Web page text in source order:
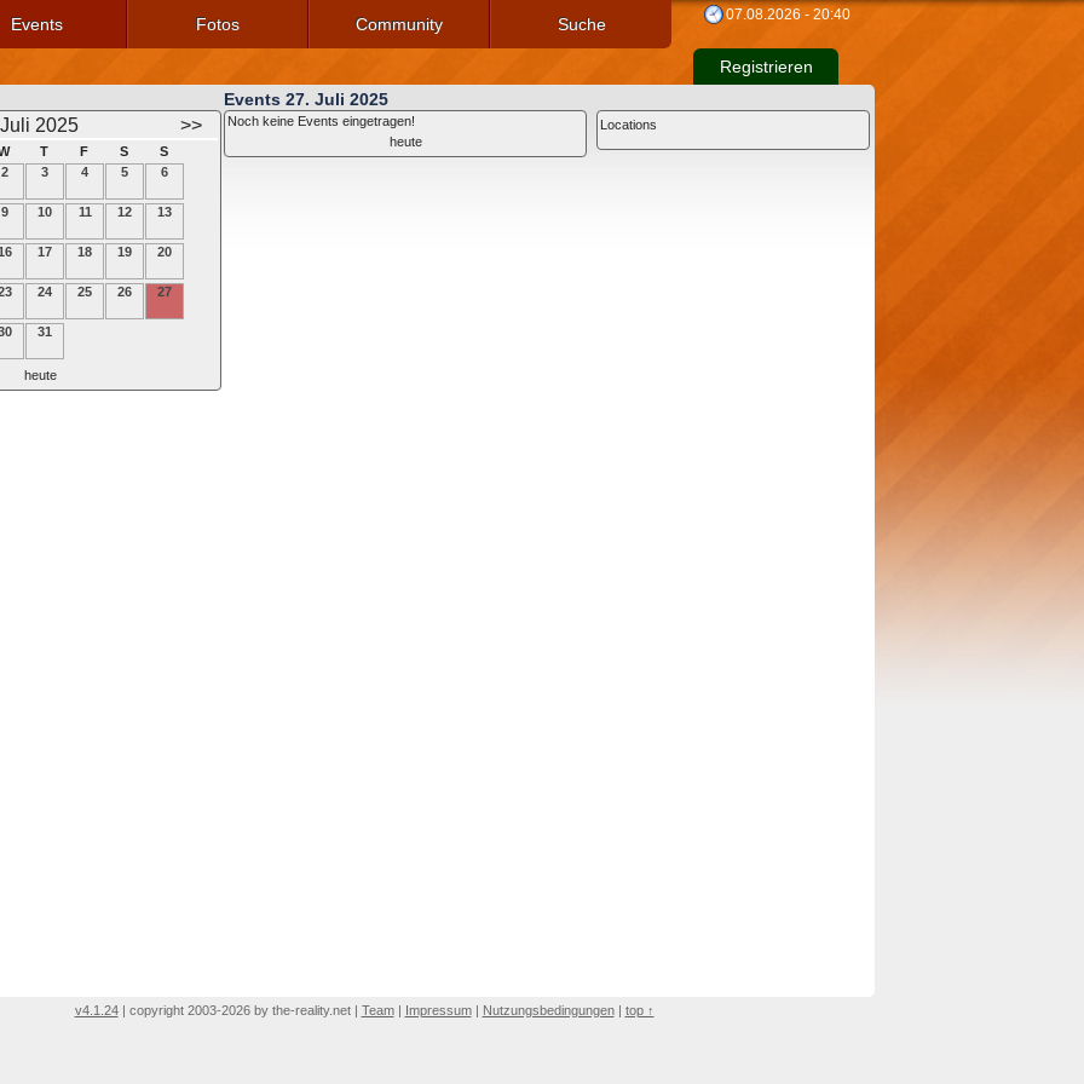
Events Fotos Community Suche 07.08.2026 - 20:40
Registrieren
Juli 2025 >>
T F S
S
2
3 4 5 6
9 10 11 12 13
17 18 19 20
24 25 26 27
31
heute
Events 27. Juli 2025
Noch keine Events eingetragen!
heute
Locations
v4.1.24| copyright 2003-2026 by the-reality.net | Team| Impressum| Nutzungsbedingungen| top ↑